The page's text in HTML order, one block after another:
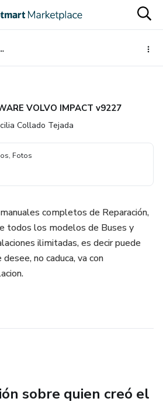
IMPACT v9227
VOLVO IMPACT v9227
Collado Tejada
Fotos
completos de Reparación,
todos los modelos de Buses y
ilimitadas, es decir puede
no caduca, va con
sobre quien creó el